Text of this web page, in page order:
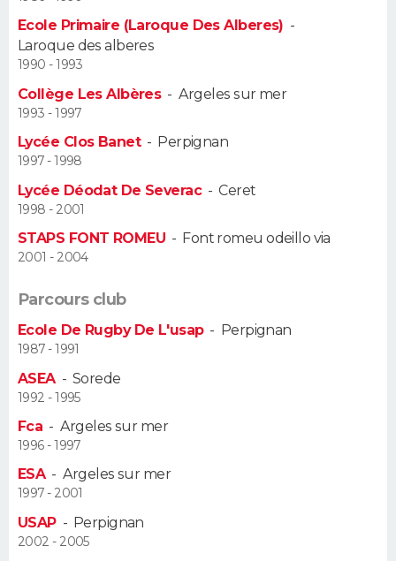
Alimentation
Guide de la santé
Maladies
Médicaments
Sommeil
VOYAGE
BONS PLANS
CARTE DE VOEUX
Carte de Noël
Carte Bonne année
Carte Saint-Valentin
Carte Pâques
Carte d'anniversaire
DICTIONNAIRE
COPAINS D'AVANT
AVIS DE DÉCÈS
Bricolage
Lifestyle
Culture
Sport
Auto
Television
Voyage
Cinema
Ecole Primaire (Laroque Des Alberes) -
Laroque des alberes
1990 - 1993
Collège Les Albères- Argeles sur mer
1993 - 1997
Lycée Clos Banet- Perpignan
1997 - 1998
Lycée Déodat De Severac-Ceret
1998 - 2001
STAPS FONT ROMEU - Font romeu odeillo via
2001 - 2004
Parcours club
Ecole De Rugby De L'usap- Perpignan
1987 - 1991
ASEA- Sorede
1992 - 1995
Fca - Argeles sur mer
1996 - 1997
ESA- Argeles sur mer
1997 - 2001
USAP- Perpignan
2002 - 2005